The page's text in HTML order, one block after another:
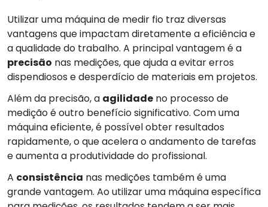
Utilizar uma máquina de medir fio traz diversas
vantagens que impactam diretamente a eficiência e
a qualidade do trabalho. A principal vantagem é a
precisão nas medições, que ajuda a evitar erros
dispendiosos e desperdício de materiais em projetos.
Além da precisão, a agilidade no processo de
medição é outro benefício significativo. Com uma
máquina eficiente, é possível obter resultados
rapidamente, o que acelera o andamento de tarefas
e aumenta a produtividade do profissional.
A consistência nas medições também é uma
grande vantagem. Ao utilizar uma máquina específica